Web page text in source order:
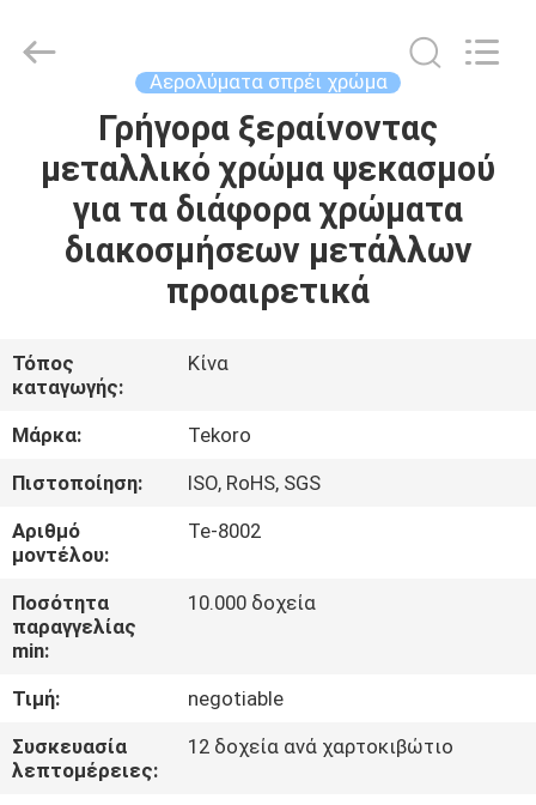
ΠΡΟΪΌΝΤΑ
ΕΜΆΣ
ΕΠΙΣΚΕΨΉ
ΕΡΓΟΣΤΑΣΊΟΥ
ΈΛΕΓΧΟΣ
ΠΟΙΌΤΗΤΑΣ
ΜΑΖΊ
ΜΑΣ
INDUSTRY
Αερολύματα σπρέι χρώμα
Γρήγορα ξεραίνοντας
μεταλλικό χρώμα ψεκασμού
για τα διάφορα χρώματα
διακοσμήσεων μετάλλων
προαιρετικά
Τόπος
καταγωγής:
Κίνα
Μάρκα:
Tekoro
Πιστοποίηση:
ISO, RoHS, SGS
Αριθμό
μοντέλου:
Te-8002
Ποσότητα
παραγγελίας
min:
10.000 δοχεία
Τιμή:
negotiable
Συσκευασία
λεπτομέρειες:
12 δοχεία ανά χαρτοκιβώτιο